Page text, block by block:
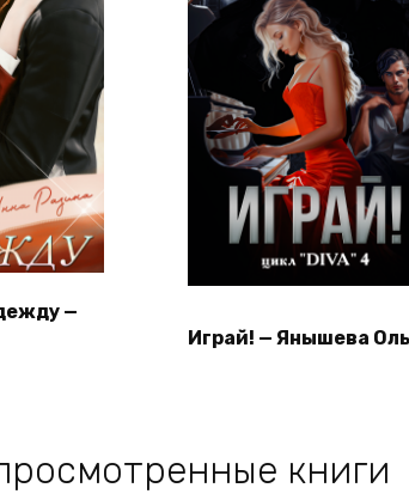
—
Играй! — Янышева
книги